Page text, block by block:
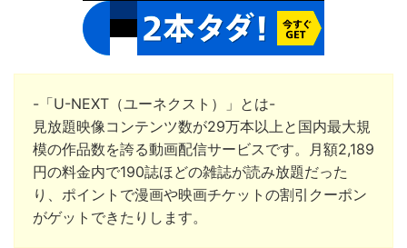
-「U-NEXT（ユーネクスト）」とは-
見放題映像コンテンツ数が29万本以上と国内最大規
模の作品数を誇る動画配信サービスです。月額2,189
円の料金内で190誌ほどの雑誌が読み放題だった
り、ポイントで漫画や映画チケットの割引クーポン
がゲットできたりします。